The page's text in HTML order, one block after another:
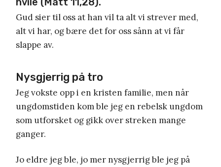
Gud sier til oss at han vil ta alt vi strever med,
alt vi har, og bære det for oss sånn at vi får
slappe av.
Nysgjerrig på tro
Jeg vokste opp i en kristen familie, men når
ungdomstiden kom ble jeg en rebelsk ungdom
som utforsket og gikk over streken mange
ganger.
Jo eldre jeg ble, jo mer nysgjerrig ble jeg på